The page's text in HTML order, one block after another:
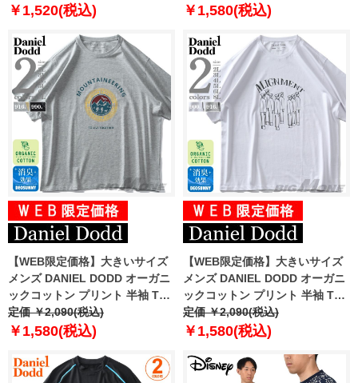
￥1,520(税込) ￥1,580(税込)
【WEB限定価格】大きいサイズ
メンズ DANIEL DODD オーガニ
ックコットン プリント 半袖 Tシ
ャツ MOUNTAINEERING azt-
210221
定価 ￥2,090(税込)
￥1,580(税込)
【WEB限定価格】大きいサイズ
メンズ DANIEL DODD オーガニ
ックコットン プリント 半袖 Tシ
ャツ ALIGNMENT azt-210265
定価 ￥2,090(税込)
￥1,580(税込)